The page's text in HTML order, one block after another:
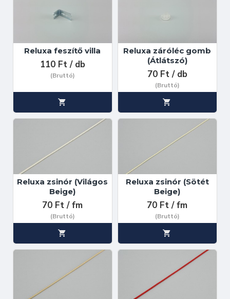
Reluxa feszítő villa
110 Ft / db
(Bruttó)
Reluxa záróléc gomb
(Átlátszó)
70 Ft / db
(Bruttó)
Reluxa zsinór (Világos
Beige)
70 Ft / fm
(Bruttó)
Reluxa zsinór (Sötét
Beige)
70 Ft / fm
(Bruttó)